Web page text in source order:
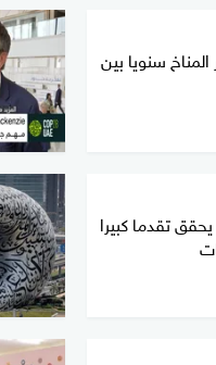
سنويا بين
وود ماكينزي: COP28 يحقق تقدما كبيرا